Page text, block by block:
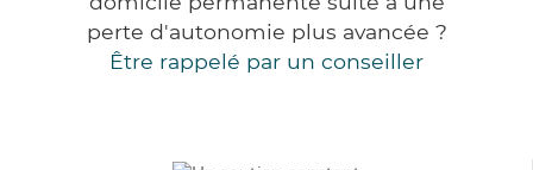
perte d'autonomie plus avancée ?
Être rappelé par un conseiller